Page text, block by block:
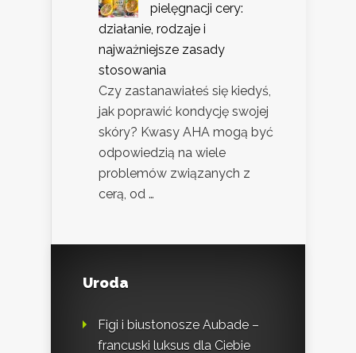
pielęgnacji cery:
działanie, rodzaje i
najważniejsze zasady
stosowania
Czy zastanawiałeś się kiedyś,
jak poprawić kondycję swojej
skóry? Kwasy AHA mogą być
odpowiedzią na wiele
problemów związanych z
cerą, od …
Uroda
Figi i biustonosze Aubade –
francuski luksus dla Ciebie